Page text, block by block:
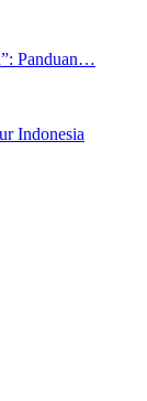
Panduan…
Indonesia